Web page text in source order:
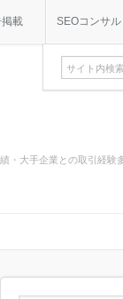
載 SEOコンサル
・大手企業との取引経